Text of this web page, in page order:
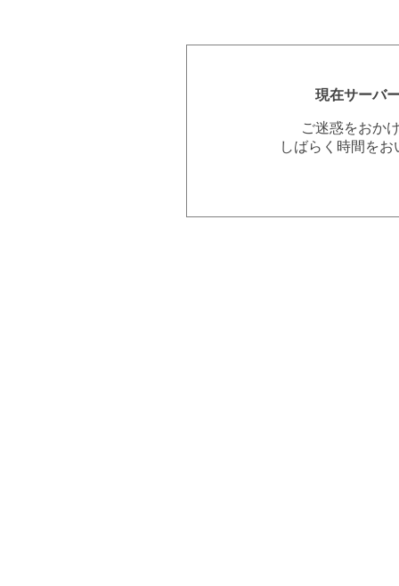
現在サーバ
ご迷惑をおか
しばらく時間を